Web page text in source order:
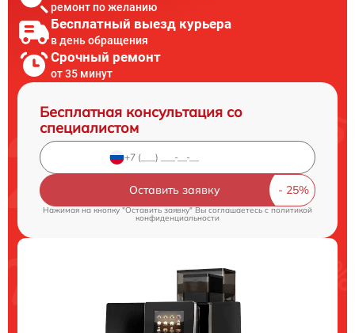
ремонт по желанию
Бесплатный выезд курьера
в день обращения
Срочный ремонт
от 35 минут
Бесплатная консультация со
специалистом
Оставить заявку
Нажимая на кнопку "Оставить заявку" Вы соглашаетесь cполитикой
конфиденциальности